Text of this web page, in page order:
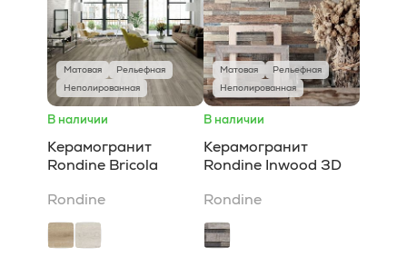
Матовая
Рельефная
Неполированная
В наличии
Керамогранит
Rondine Bricola
Rondine
Матовая
Рельефная
Неполированная
В наличии
Керамогранит
Rondine Inwood 3D
Rondine